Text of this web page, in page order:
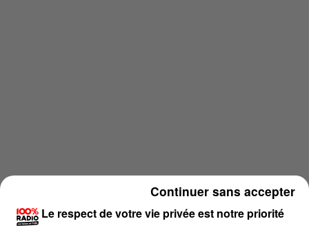
Le respect de votre vie privée est notre priorité
Continuer sans accepter